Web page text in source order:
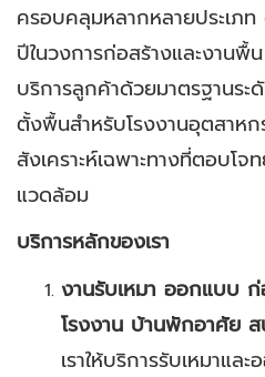
ครอบคลุมหลากหลายประเภ
ปีในวงการก่อสร้างและงานพื้
บริการลูกค้าด้วยมาตรฐานระ
ตั้งพื้นสำหรับโรงงานอุตสาห
สังเคราะห์เฉพาะทางที่ตอบโ
แวดล้อม
บริการหลักของเรา
งานรับเหมา ออกแบบ
โรงงาน บ้านพักอาศัย
เราให้บริการรับเหมาแ